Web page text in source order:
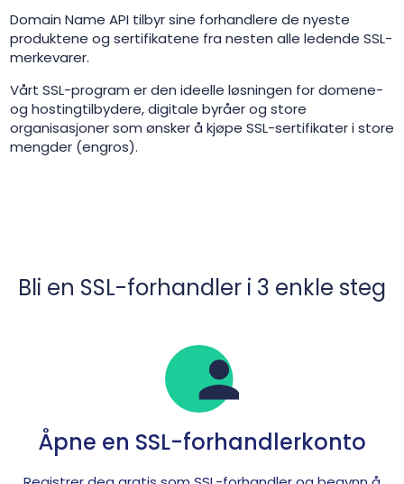
Domain Name API tilbyr sine forhandlere de nyeste
produktene og sertifikatene fra nesten alle ledende SSL-
merkevarer.
Vårt SSL-program er den ideelle løsningen for domene-
og hostingtilbydere, digitale byråer og store
organisasjoner som ønsker å kjøpe SSL-sertifikater i store
mengder (engros).
Bli en SSL-forhandler i 3 enkle steg
Åpne en SSL-forhandlerkonto